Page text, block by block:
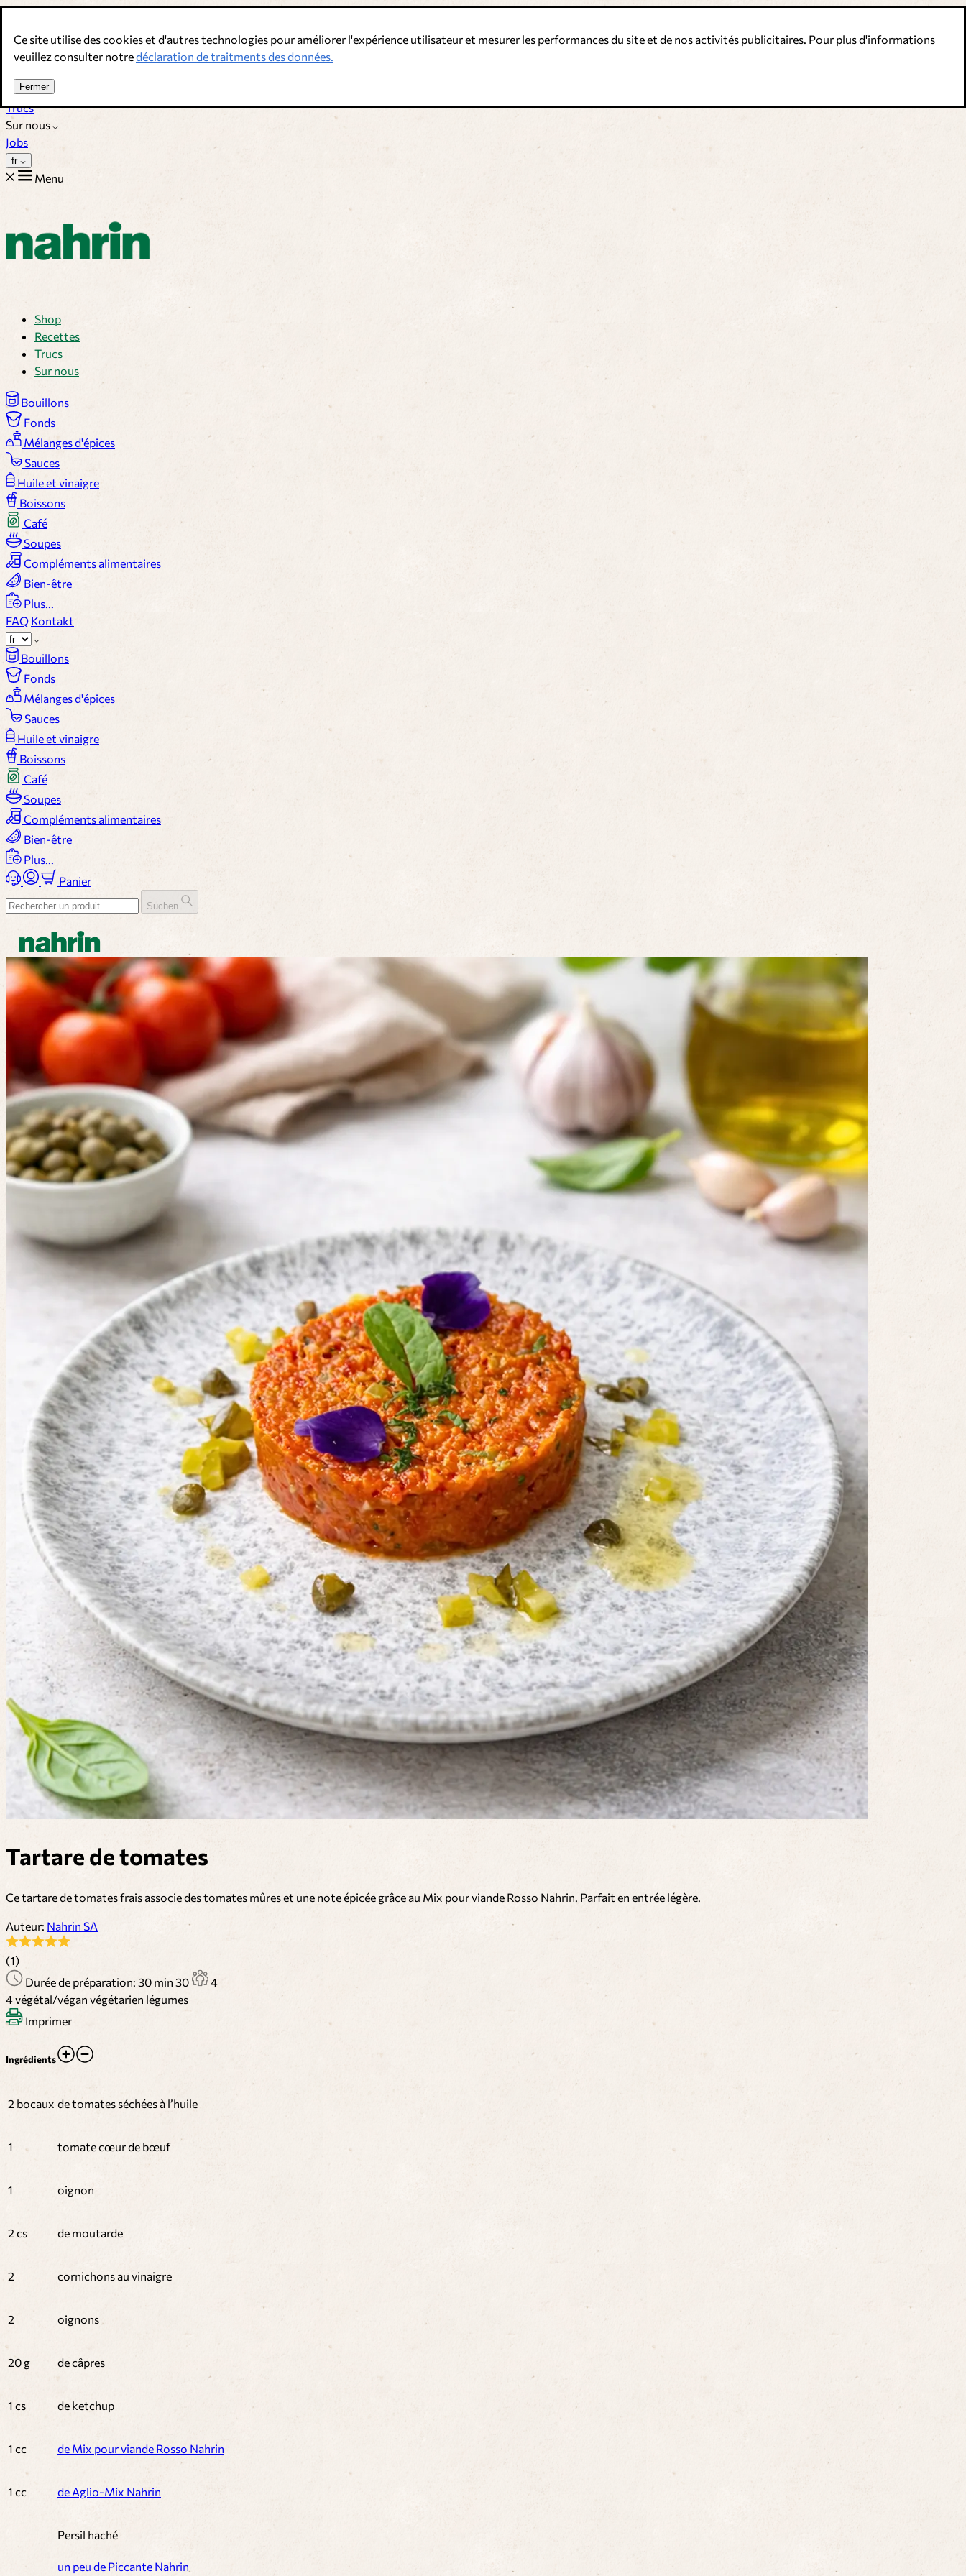
Ce site utilise des cookies et d'autres technologies pour améliorer l'expérience utilisateur et mesurer les performances du site et de nos activités publicitaires. Pour plus d'informations
veuillez consulter notredéclaration de traitments des données.
Fermer
Bouillons, épices & compléments alimentaires. Qualité suisse.
Recettes
Trucs
Sur nous
Jobs
fr
Menu
Shop
Recettes
Trucs
Sur nous
Bouillons
Fonds
Mélanges d'épices
Sauces
Huile et vinaigre
Boissons
Café
Soupes
Compléments alimentaires
Bien-être
Plus...
FAQ Kontakt
Bouillons
Fonds
Mélanges d'épices
Sauces
Huile et vinaigre
Boissons
Café
Soupes
Compléments alimentaires
Bien-être
Plus...
Panier
Suchen
Tartare de tomates
Ce tartare de tomates frais associe des tomates mûres et une note épicée grâce au Mix pour viande Rosso Nahrin. Parfait en entrée légère.
Auteur: Nahrin SA
(1)
Durée de préparation: 30 min 30
4
4végétal/végan végétarien légumes
Imprimer
Ingrédients
2 bocaux de tomates séchées à l’huile
1 tomate cœur de bœuf
1 oignon
2 cs de moutarde
2 cornichons au vinaigre
2 oignons
20 g de câpres
1 cs de ketchup
1 cc de Mix pour viande Rosso Nahrin
1 cc de Aglio-Mix Nahrin
Persil haché
un peu de Piccante Nahrin